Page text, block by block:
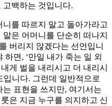
고백하는 것입니다.
를 따르지 말고 돌아가라고
은 어머니를 단순히 떠나지
버리지 않겠다는 선언입니
면, ‘만일 내가 죽는 일 외
게 벌을 내리시고 더 내리시
입니다. 그런데 일반적으로
표현을 쓰지만, 여기서는
은 지금 누구를 의지하고 신